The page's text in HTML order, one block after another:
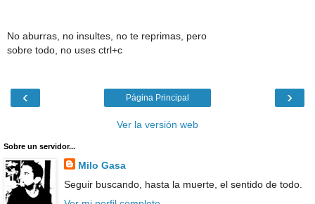
No aburras, no insultes, no te reprimas, pero
sobre todo, no uses ctrl+c
‹ ›
Página Principal
Ver la versión web
Sobre un servidor...
Milo Gasa
Seguir buscando, hasta la muerte, el sentido de todo.